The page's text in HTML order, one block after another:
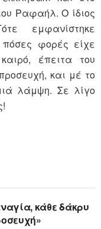
Ραφαήλ. Ο ίδιος
εμφανίστηκε
πόσες φορές είχε
έπειτα του
και μέ το
λάμψη. Σε λίγο
κάθε δάκρυ